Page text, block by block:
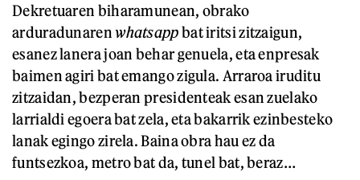
Dekretuaren biharamunean, obrako
arduradunarenwhatsappbat iritsi zitzaigun,
esanez lanera joan behar genuela, eta enpresak
baimen agiri bat emango zigula. Arraroa iruditu
zitzaidan, bezperan presidenteak esan zuelako
larrialdi egoera bat zela, eta bakarrik ezinbesteko
lanak egingo zirela. Baina obra hau ez da
funtsezkoa, metro bat da, tunel bat, beraz…